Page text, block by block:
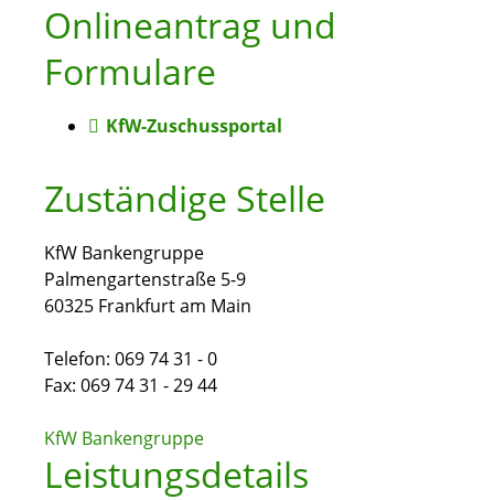
Onlineantrag und
Formulare
KfW-Zuschussportal
Zuständige Stelle
KfW Bankengruppe
Palmengartenstraße 5-9
60325 Frankfurt am Main
Telefon: 069 74 31 - 0
Fax: 069 74 31 - 29 44
KfW Bankengruppe
Leistungsdetails